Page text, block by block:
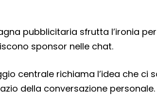
pubblicitaria sfrutta l’ironia
sponsor nelle chat.
centrale richiama l’idea che ci
della conversazione personale.